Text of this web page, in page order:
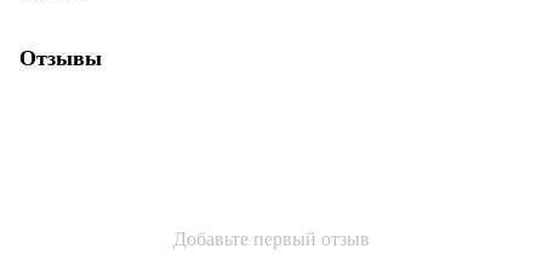
Отзывы
Добавьте первый отзыв